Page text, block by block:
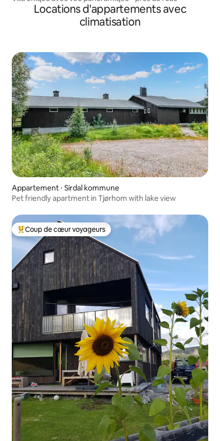
Locations d'appartements avec
climatisation
Appartement ⋅ Sirdal kommune
Pet friendly apartment in Tjørhom with lake view
Coups de cœur voyageurs les plus appréciés
Coup de cœur voyageurs